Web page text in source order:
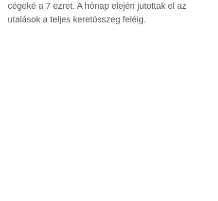
cégeké a 7 ezret. A hónap elején jutottak el az
utalások a teljes keretösszeg feléig.